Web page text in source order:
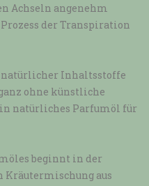
Achseln angenehm
der Transpiration
natürlicher Inhaltsstoffe
ohne künstliche
natürliches Parfumöl für
beginnt in der
Kräutermischung aus